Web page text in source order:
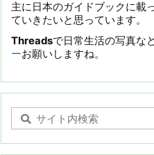
主に日本のガイドブックに載
ていきたいと思っています。
Threadsで日常生活の写真な
ーお願いしますね。